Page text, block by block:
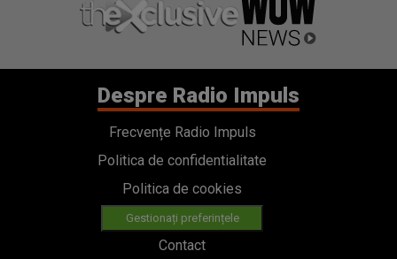
Despre Radio Impuls
Frecvențe Radio Impuls
Politica de confidentialitate
Politica de cookies
Gestionați preferințele
Contact